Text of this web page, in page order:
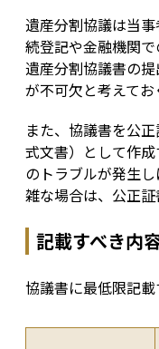
遺産分割協議は当
続登記や金融機関
遺産分割協議書の
が不可欠と考えてお
また、協議書を公
式文書）として作成
のトラブルが発生
雑な場合は、公正証
記載すべき内
協議書に最低限記載